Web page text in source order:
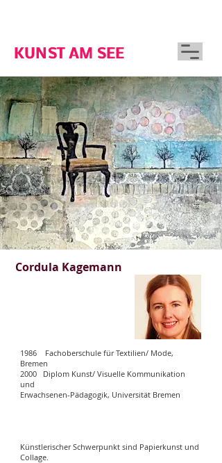
KUNST AM SEE
Cordula Kagemann
1986 Fachoberschule für Textilien/ Mode,
Bremen
2000 Diplom Kunst/ Visuelle Kommunikation
und
Erwachsenen-Pädagogik, Universität Bremen
Künstlerischer Schwerpunkt sind Papierkunst und
Collage.